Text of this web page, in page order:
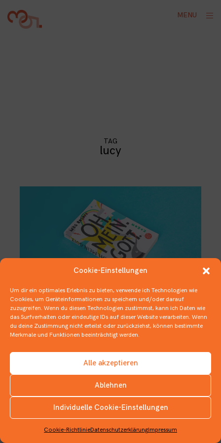
Cookie-Einstellungen
Um dir ein optimales Erlebnis zu bieten, verwende ich Technologien wie
Cookies, um Geräteinformationen zu speichern und/oder darauf
zuzugreifen. Wenn du diesen Technologien zustimmst, kann ich Daten wie
das Surfverhalten oder eindeutige IDs auf dieser Website verarbeiten. Wenn
du deine Zustimmung nicht erteilst oder zurückziehst, können bestimmte
Merkmale und Funktionen beeinträchtigt werden.
Alle akzeptieren
Ablehnen
Individuelle Cookie-Einstellungen
Cookie-RichtlinieDatenschutzerklärungImpressum
content
MENU
INSTAGRAM
TAG
lucy
Würde Gott dieses Buch kaufen?
26. SEPTEMBER 2019 JUGENDBÜCHER